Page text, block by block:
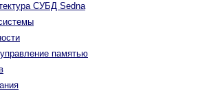
СУБД Sedna
памятью